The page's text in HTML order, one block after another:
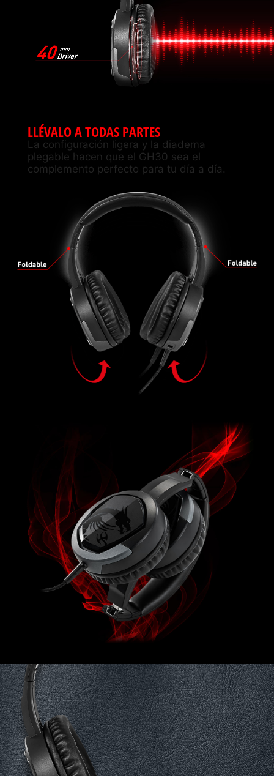
LLÉVALO A TODAS PARTES
La configuración ligera y la diadema
plegable hacen que el GH30 sea el
complemento perfecto para tu día a día.